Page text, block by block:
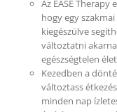
Az EASE
hogy egy
kiegészülve
változtatni
egészségtelen
Kezedben a
változtass
minden nap